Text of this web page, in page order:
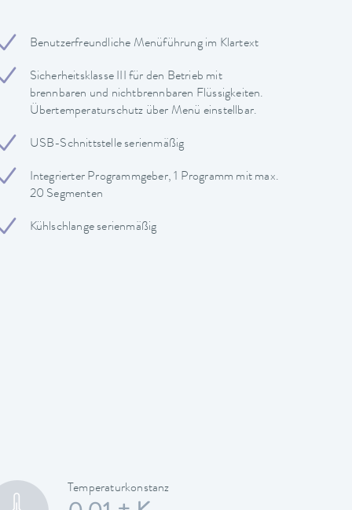
Benutzerfreundliche Menüführung im Klartext
Sicherheitsklasse III für den Betrieb mit
brennbaren und nichtbrennbaren Flüssigkeiten.
Übertemperaturschutz über Menü einstellbar.
USB-Schnittstelle serienmäßig
Integrierter Programmgeber, 1 Programm mit max.
20 Segmenten
Kühlschlange serienmäßig
Temperaturkonstanz